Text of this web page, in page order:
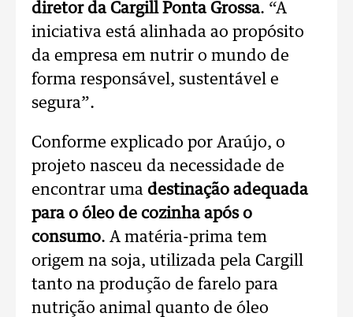
diretor da Cargill Ponta Grossa. “A
iniciativa está alinhada ao propósito
da empresa em nutrir o mundo de
forma responsável, sustentável e
segura”.
Conforme explicado por Araújo, o
projeto nasceu da necessidade de
encontrar uma destinação adequada
para o óleo de cozinha após o
consumo. A matéria-prima tem
origem na soja, utilizada pela Cargill
tanto na produção de farelo para
nutrição animal quanto de óleo